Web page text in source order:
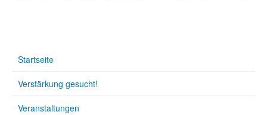
Startseite
Verstärkung gesucht!
Veranstaltungen